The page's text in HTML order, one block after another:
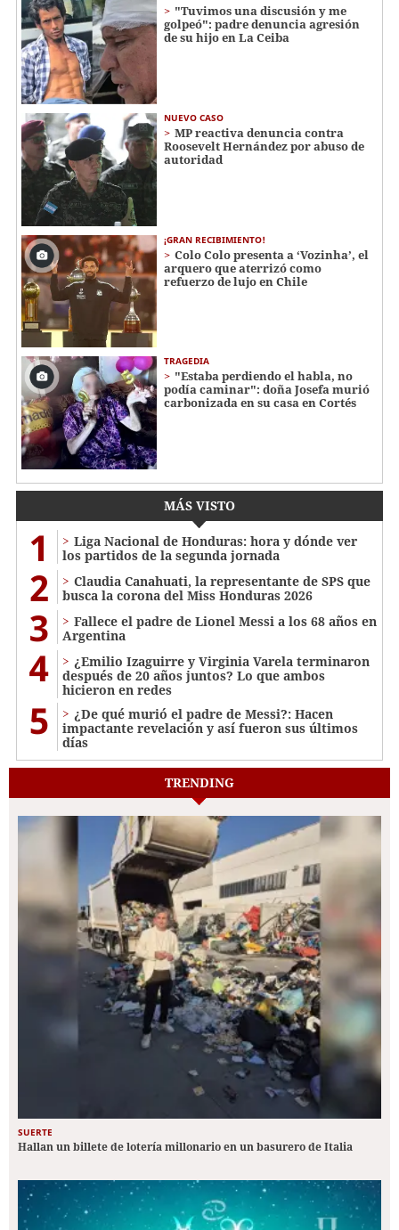
"Tuvimos una discusión y me
golpeó": padre denuncia agresión
de su hijo en La Ceiba
NUEVO CASO
MP reactiva denuncia contra
Roosevelt Hernández por abuso de
autoridad
¡GRAN RECIBIMIENTO!
Colo Colo presenta a ‘Vozinha’, el
arquero que aterrizó como
refuerzo de lujo en Chile
TRAGEDIA
"Estaba perdiendo el habla, no
podía caminar": doña Josefa murió
carbonizada en su casa en Cortés
MÁS VISTO
1
Liga Nacional de Honduras: hora y dónde ver
los partidos de la segunda jornada
2
Claudia Canahuati, la representante de SPS que
busca la corona del Miss Honduras 2026
3
Fallece el padre de Lionel Messi a los 68 años en
Argentina
4
¿Emilio Izaguirre y Virginia Varela terminaron
después de 20 años juntos? Lo que ambos
hicieron en redes
5
¿De qué murió el padre de Messi?: Hacen
impactante revelación y así fueron sus últimos
días
TRENDING
SUERTE
Hallan un billete de lotería millonario en un basurero de Italia